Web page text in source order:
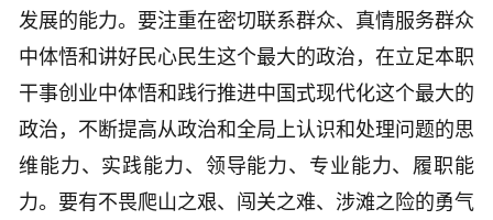
发展的能力。要注重在密切联系群众、真情服务群众
中体悟和讲好民心民生这个最大的政治，在立足本职
干事创业中体悟和践行推进中国式现代化这个最大的
政治，不断提高从政治和全局上认识和处理问题的思
维能力、实践能力、领导能力、专业能力、履职能
力。要有不畏爬山之艰、闯关之难、涉滩之险的勇气